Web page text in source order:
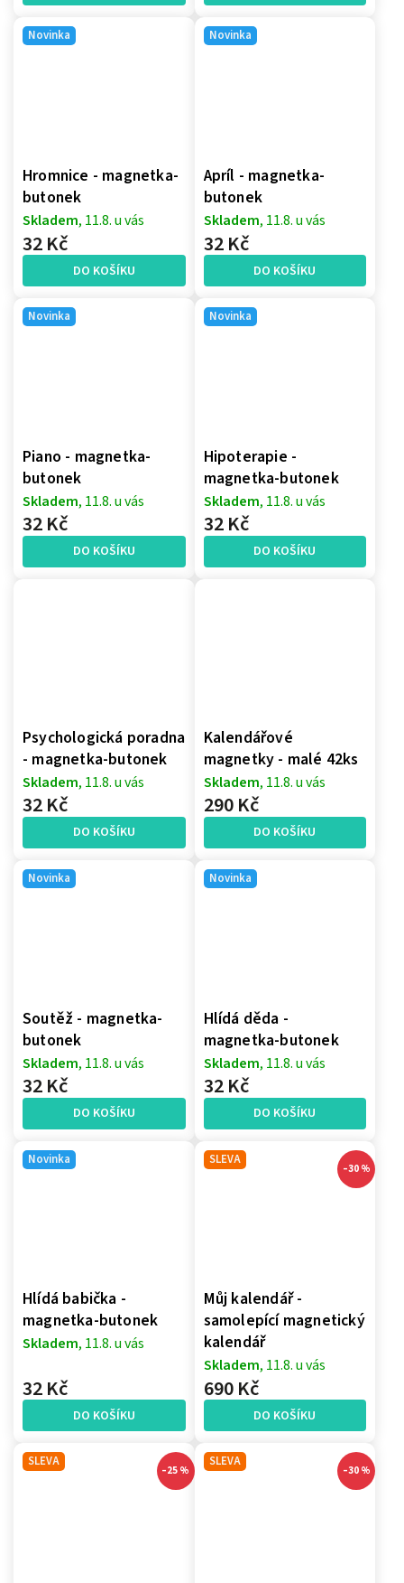
Novinka
Hromnice - magnetka-
butonek
Skladem, 11.8. u vás
32 Kč
DO KOŠÍKU
Novinka
Apríl - magnetka-
butonek
Skladem, 11.8. u vás
32 Kč
DO KOŠÍKU
Novinka
Piano - magnetka-
butonek
Skladem, 11.8. u vás
32 Kč
DO KOŠÍKU
Novinka
Hipoterapie -
magnetka-butonek
Skladem, 11.8. u vás
32 Kč
DO KOŠÍKU
Psychologická poradna
- magnetka-butonek
Skladem, 11.8. u vás
32 Kč
DO KOŠÍKU
Kalendářové
magnetky - malé 42ks
Skladem, 11.8. u vás
290 Kč
DO KOŠÍKU
Novinka
Soutěž - magnetka-
butonek
Skladem, 11.8. u vás
32 Kč
DO KOŠÍKU
Novinka
Hlídá děda -
magnetka-butonek
Skladem, 11.8. u vás
32 Kč
DO KOŠÍKU
Novinka
Hlídá babička -
magnetka-butonek
Skladem, 11.8. u vás
32 Kč
DO KOŠÍKU
SLEVA
–30 %
Můj kalendář -
samolepící magnetický
kalendář
Skladem, 11.8. u vás
690 Kč
DO KOŠÍKU
SLEVA
–25 %
SLEVA
–30 %